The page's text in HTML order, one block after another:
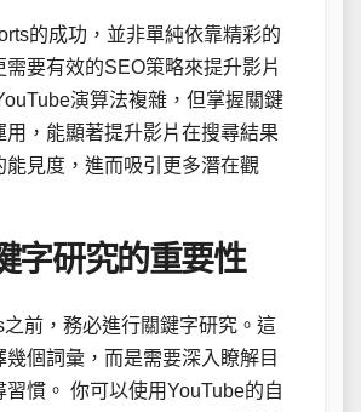
的成功，並非單純依靠精彩的
需要有效的SEO策略來提升影片
演算法複雜，但掌握關鍵
用，能顯著提升影片在搜尋結果
能見度，進而吸引更多潛在觀
字研究的重要性
前，務必進行關鍵字研究。這
幾個詞彙，而是需要深入瞭解目
習慣。 你可以使用YouTube的自